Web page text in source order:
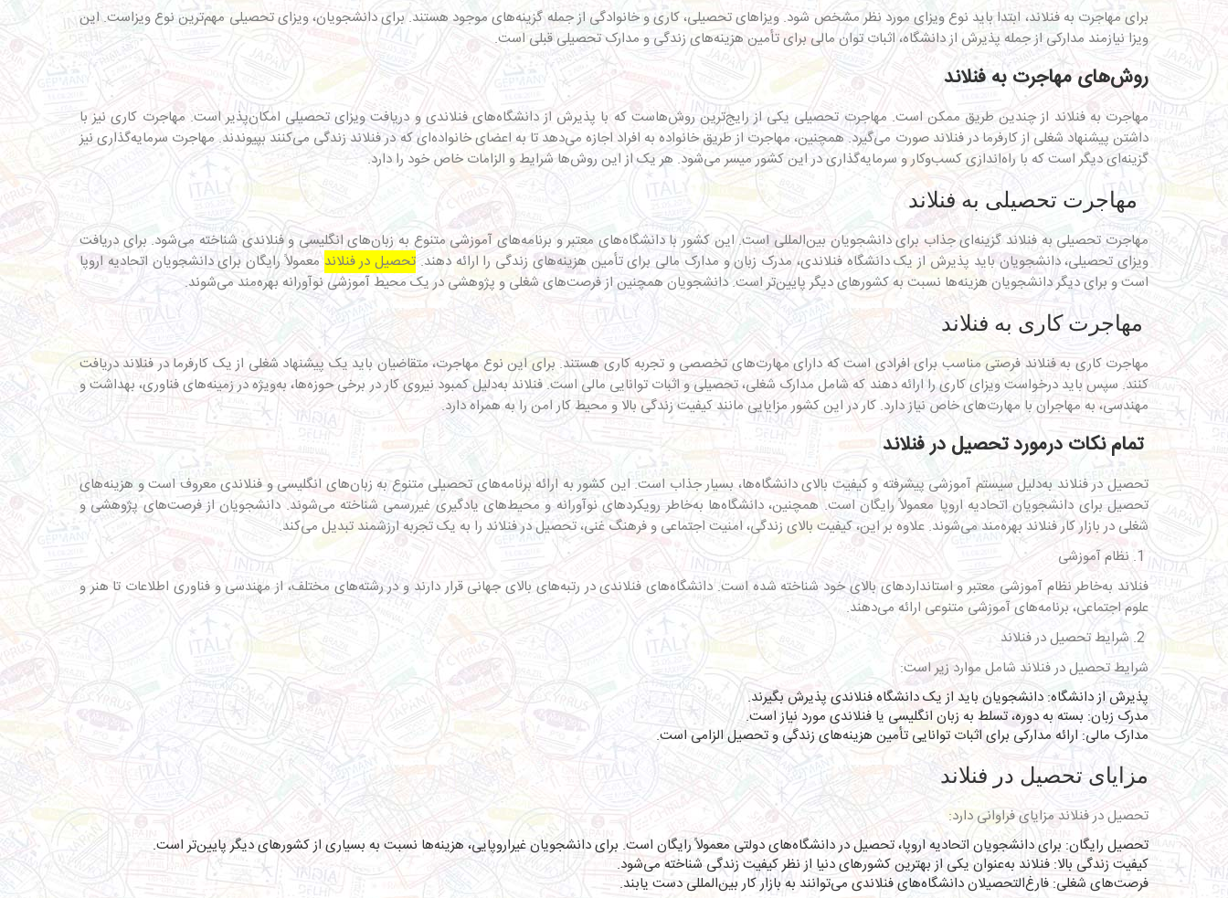
برای مهاجرت به فنلاند، ابتدا باید نوع ویزای مورد نظر مشخص شود. ویزاهای تحصیلی، کاری و خانوادگی از جمله گزینه‌های موجود هستند. برای دانشجویان، ویزای تحصیلی مهم‌ترین نوع ویزاست. این
ویزا نیازمند مدارکی از جمله پذیرش از دانشگاه، اثبات توان مالی برای تأمین هزینه‌های زندگی و مدارک تحصیلی قبلی است.
روش‌های مهاجرت به فنلاند
مهاجرت به فنلاند از چندین طریق ممکن است. مهاجرت تحصیلی یکی از رایج‌ترین روش‌هاست که با پذیرش از دانشگاه‌های فنلاندی و دریافت ویزای تحصیلی امکان‌پذیر است. مهاجرت کاری نیز با
داشتن پیشنهاد شغلی از کارفرما در فنلاند صورت می‌گیرد. همچنین، مهاجرت از طریق خانواده به افراد اجازه می‌دهد تا به اعضای خانواده‌ای که در فنلاند زندگی می‌کنند بپیوندند. مهاجرت سرمایه‌گذاری نیز
گزینه‌ای دیگر است که با راه‌اندازی کسب‌وکار و سرمایه‌گذاری در این کشور میسر می‌شود. هر یک از این روش‌ها شرایط و الزامات خاص خود را دارد.
مهاجرت تحصیلی به فنلاند
مهاجرت تحصیلی به فنلاند گزینه‌ای جذاب برای دانشجویان بین‌المللی است. این کشور با دانشگاه‌های معتبر و برنامه‌های آموزشی متنوع به زبان‌های انگلیسی و فنلاندی شناخته می‌شود. برای دریافت
ویزای تحصیلی، دانشجویان باید پذیرش از یک دانشگاه فنلاندی، مدرک زبان و مدارک مالی برای تأمین هزینه‌های زندگی را ارائه دهند.تحصیل در فنلاندمعمولاً رایگان برای دانشجویان اتحادیه اروپا
است و برای دیگر دانشجویان هزینه‌ها نسبت به کشورهای دیگر پایین‌تر است. دانشجویان همچنین از فرصت‌های شغلی و پژوهشی در یک محیط آموزشی نوآورانه بهره‌مند می‌شوند.
مهاجرت کاری به فنلاند
مهاجرت کاری به فنلاند فرصتی مناسب برای افرادی است که دارای مهارت‌های تخصصی و تجربه کاری هستند. برای این نوع مهاجرت، متقاضیان باید یک پیشنهاد شغلی از یک کارفرما در فنلاند دریافت
کنند. سپس باید درخواست ویزای کاری را ارائه دهند که شامل مدارک شغلی، تحصیلی و اثبات توانایی مالی است. فنلاند به‌دلیل کمبود نیروی کار در برخی حوزه‌ها، به‌ویژه در زمینه‌های فناوری، بهداشت و
مهندسی، به مهاجران با مهارت‌های خاص نیاز دارد. کار در این کشور مزایایی مانند کیفیت زندگی بالا و محیط کار امن را به همراه دارد.
تمام نکات درمورد تحصیل در فنلاند
تحصیل در فنلاند به‌دلیل سیستم آموزشی پیشرفته و کیفیت بالای دانشگاه‌ها، بسیار جذاب است. این کشور به ارائه برنامه‌های تحصیلی متنوع به زبان‌های انگلیسی و فنلاندی معروف است و هزینه‌های
تحصیل برای دانشجویان اتحادیه اروپا معمولاً رایگان است. همچنین، دانشگاه‌ها به‌خاطر رویکردهای نوآورانه و محیط‌های یادگیری غیررسمی شناخته می‌شوند. دانشجویان از فرصت‌های پژوهشی و
شغلی در بازار کار فنلاند بهره‌مند می‌شوند. علاوه بر این، کیفیت بالای زندگی، امنیت اجتماعی و فرهنگ غنی، تحصیل در فنلاند را به یک تجربه ارزشمند تبدیل می‌کند.
فنلاند به‌خاطر نظام آموزشی معتبر و استانداردهای بالای خود شناخته شده است. دانشگاه‌های فنلاندی در رتبه‌های بالای جهانی قرار دارند و در رشته‌های مختلف، از مهندسی و فناوری اطلاعات تا هنر و
علوم اجتماعی، برنامه‌های آموزشی متنوعی ارائه می‌دهند.
شرایط تحصیل در فنلاند شامل موارد زیر است:
پذیرش از دانشگاه: دانشجویان باید از یک دانشگاه فنلاندی پذیرش بگیرند.
مدرک زبان: بسته به دوره، تسلط به زبان انگلیسی یا فنلاندی مورد نیاز است.
مدارک مالی: ارائه مدارکی برای اثبات توانایی تأمین هزینه‌های زندگی و تحصیل الزامی است.
مزایای تحصیل در فنلاند
تحصیل در فنلاند مزایای فراوانی دارد:
تحصیل رایگان: برای دانشجویان اتحادیه اروپا، تحصیل در دانشگاه‌های دولتی معمولاً رایگان است. برای دانشجویان غیراروپایی، هزینه‌ها نسبت به بسیاری از کشورهای دیگر پایین‌تر است.
کیفیت زندگی بالا: فنلاند به‌عنوان یکی از بهترین کشورهای دنیا از نظر کیفیت زندگی شناخته می‌شود.
فرصت‌های شغلی: فارغ‌التحصیلان دانشگاه‌های فنلاندی می‌توانند به بازار کار بین‌المللی دست یابند.